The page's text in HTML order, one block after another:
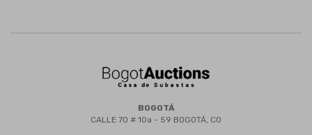
BOGOTÁ
CALLE 70 # 10a - 59 BOGOTÁ, CO